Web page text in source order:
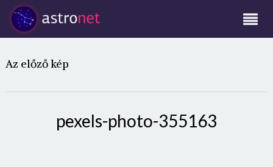
Az előző kép
pexels-photo-355163